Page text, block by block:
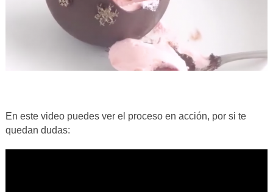
En este video puedes ver el proceso en acción, por si te
quedan dudas: